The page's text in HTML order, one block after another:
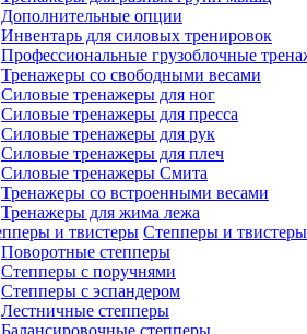
Дополнительные опции
Инвентарь для силовых тренировок
Профессиональные грузоблочные
Тренажеры со свободными весами
Силовые тренажеры для ног
Силовые тренажеры для пресса
Силовые тренажеры для рук
Силовые тренажеры для плеч
Силовые тренажеры Смита
Тренажеры со встроенными весами
Тренажеры для жима лежа
Степперы и твистеры
Поворотные степперы
Степперы с поручнями
Степперы с эспандером
Лестничные степперы
Балансировочные степперы